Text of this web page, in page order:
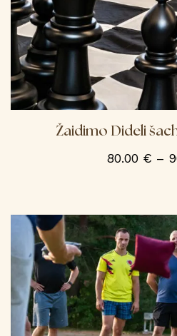
Žaidimo Dideli
80.00 € –
may
be